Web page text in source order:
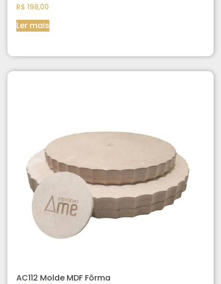
R$ 198,00
Ler mais
AC112 Molde MDF Fôrma